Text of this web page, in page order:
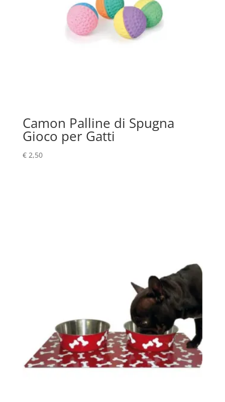
Camon Palline di Spugna
Gioco per Gatti
€2,50